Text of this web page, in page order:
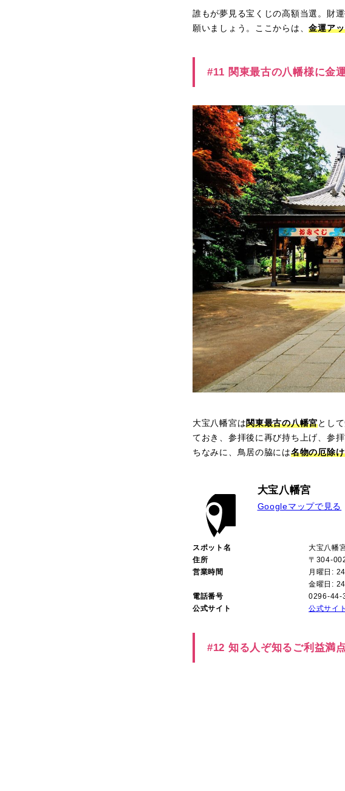
誰もが夢見る宝くじの高額当選。財
願いましょう。ここからは、金運ア
#11 関東最古の八幡様に金
大宝八幡宮は関東最古の八幡宮とし
ておき、参拝後に再び持ち上げ、参
ちなみに、鳥居の脇には名物の厄除
大宝八幡宮
Googleマップで見る
スポット名
大宝八幡
住所
〒304-
営業時間
月曜日:
金曜日:
電話番号
0296-44-
公式サイト
公式サイ
#12 知る人ぞ知るご利益満